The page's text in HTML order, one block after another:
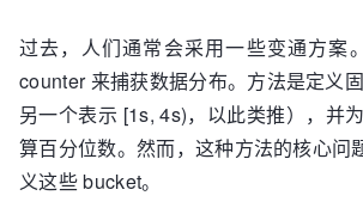
过去，人们通常会采用一些变通方案
counter 来捕获数据分布。方法是定义
另一个表示 [1s, 4s)，以此类推），并
算百分位数。然而，这种方法的核心
义这些 bucket。